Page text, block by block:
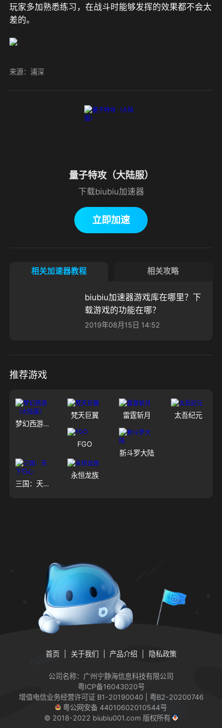
玩家多加熟悉练习，在战斗时能够发挥的效果都不会太
差的。
来源：浦深
量子特攻（大陆服）
下载biubiu加速器
立即加速
相关加速器教程 相关攻略
biubiu加速器游戏库在哪里？下
载游戏的功能在哪？
2019年08月15日 14:52
推荐游戏
梦幻西游（大陆服）
梵天巨翼 雷霆斩月 太吾纪元
FGO
新斗罗大陆
三国：天下归心
永恒龙族
首页 关于我们 产品介绍 隐私政策
公司名称：广州宁静海信息科技有限公司
粤ICP备16043020号
增值电信业务经营许可证 B1-20190040 | 粤B2-20200746
粤公网安备 44010602010544号
© 2018-2022 biubiu001.com 版权所有